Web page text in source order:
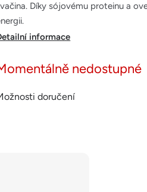
nedostupné
doručení
Díky sójovému proteinu a
informace